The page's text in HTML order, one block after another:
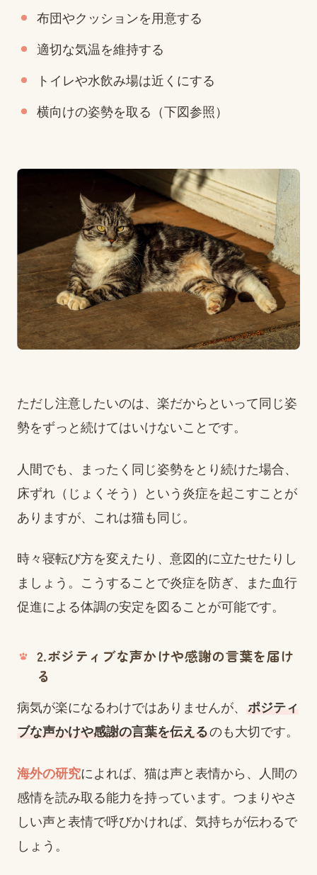
布団やクッションを用意する
適切な気温を維持する
トイレや水飲み場は近くにする
横向けの姿勢を取る（下図参照）
ただし注意したいのは、楽だからといって同じ姿
勢をずっと続けてはいけないことです。
人間でも、まったく同じ姿勢をとり続けた場合、
床ずれ（じょくそう）という炎症を起こすことが
ありますが、これは猫も同じ。
時々寝転び方を変えたり、意図的に立たせたりし
ましょう。こうすることで炎症を防ぎ、また血行
促進による体調の安定を図ることが可能です。
2.ポジティブな声かけや感謝の言葉を届け
る
病気が楽になるわけではありませんが、 ポジティ
ブな声かけや感謝の言葉を伝えるのも大切です。
海外の研究によれば、猫は声と表情から、人間の
感情を読み取る能力を持っています。つまりやさ
しい声と表情で呼びかければ、気持ちが伝わるで
しょう。